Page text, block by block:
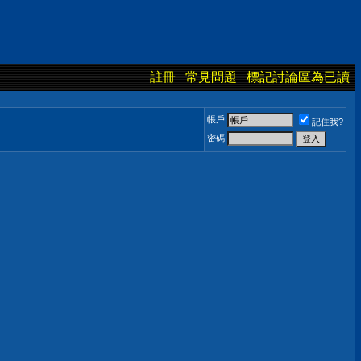
註冊 常見問題 標記討論區為已讀
帳戶
記住我?
密碼